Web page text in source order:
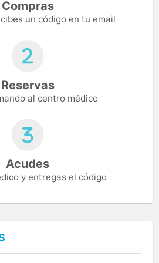
Compras
un código en tu email
Reservas
al centro médico
Acudes
y entregas el código